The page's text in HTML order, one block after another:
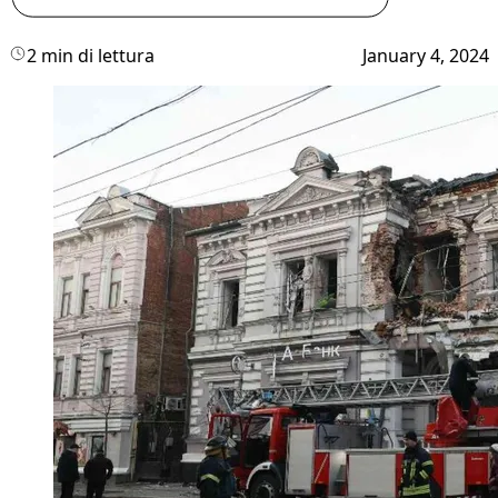
2 min di lettura January 4, 2024